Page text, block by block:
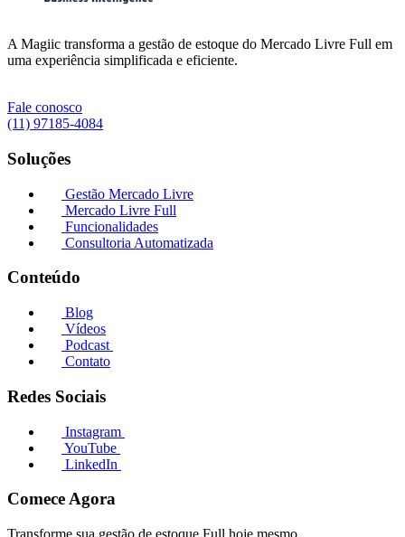
A Magiic transforma a gestão de estoque do Mercado Livre Full em
uma experiência simplificada e eficiente.
Fale conosco
(11) 97185-4084
Soluções
Gestão Mercado Livre
Mercado Livre Full
Funcionalidades
Consultoria Automatizada
Conteúdo
Blog
Vídeos
Podcast
Contato
Redes Sociais
Instagram
YouTube
LinkedIn
Comece Agora
Transforme sua gestão de estoque Full hoje mesmo.